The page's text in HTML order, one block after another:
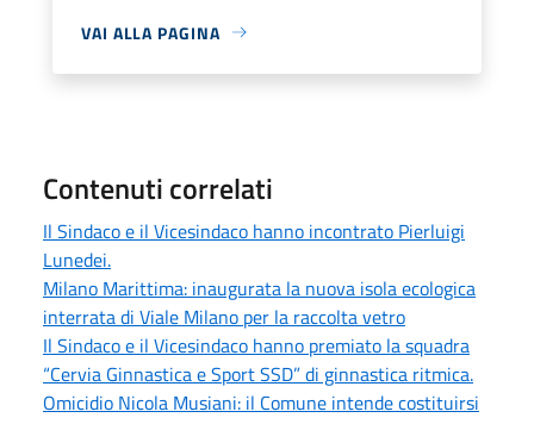
VAI ALLA PAGINA
Contenuti correlati
Il Sindaco e il Vicesindaco hanno incontrato Pierluigi
Lunedei.
Milano Marittima: inaugurata la nuova isola ecologica
interrata di Viale Milano per la raccolta vetro
Il Sindaco e il Vicesindaco hanno premiato la squadra
“Cervia Ginnastica e Sport SSD” di ginnastica ritmica.
Omicidio Nicola Musiani: il Comune intende costituirsi